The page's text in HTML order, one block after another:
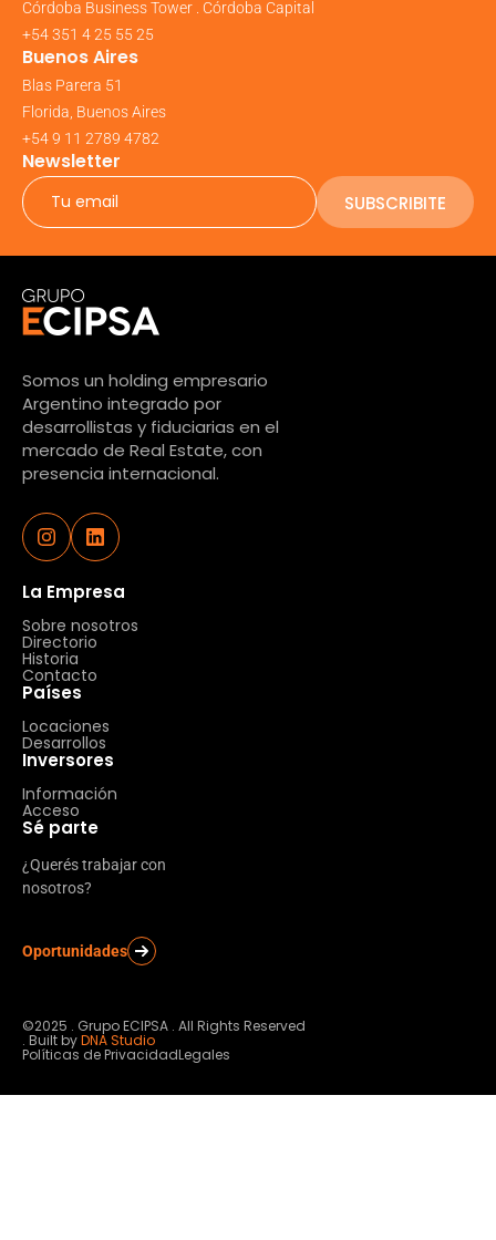
Córdoba Business Tower . Córdoba Capital
+54 351 4 25 55 25
Buenos Aires
Blas Parera 51
Florida, Buenos Aires
+54 9 11 2789 4782
Newsletter
SUBSCRIBITE
Somos un holding empresario
Argentino integrado por
desarrollistas y fiduciarias en el
mercado de Real Estate, con
presencia internacional.
La Empresa
Sobre nosotros
Directorio
Historia
Contacto
Países
Locaciones
Desarrollos
Inversores
Información
Acceso
Sé parte
¿Querés trabajar con
nosotros?
Oportunidades
©2025 . Grupo ECIPSA . All Rights Reserved
. Built byDNA Studio
Políticas de PrivacidadLegales